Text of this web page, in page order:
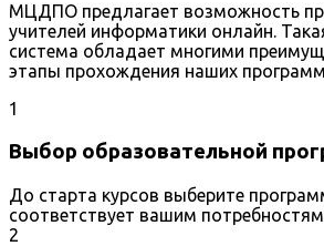
МЦДПО предлагает возможность
учителей информатики онлайн.
система обладает многими
этапы прохождения наших
1
Выбор образовательной
До старта курсов выберите
соответствует вашим
2